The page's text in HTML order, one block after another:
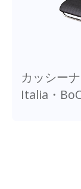
カッシー
Italia・